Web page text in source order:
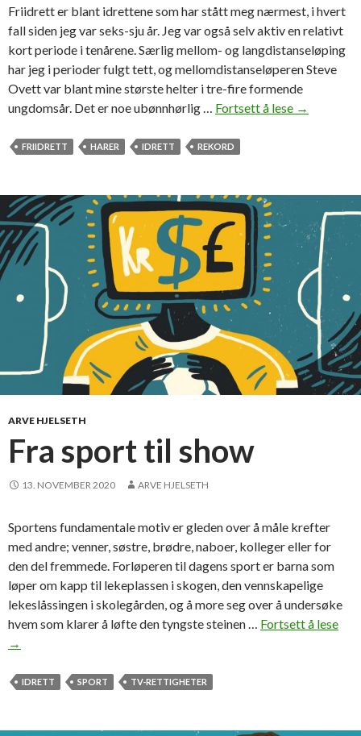
p
e
r
p
å
å
p
l
l
e
o
t
b
l
i
t
o
t
Friidrett er blant idrettene som har stått meg nærmest, i hvert
fall siden jeg var seks-sju år. Jeg var også selv aktiv en relativt
kort periode i tenårene. Særlig mellom- og langdistanseløping
har jeg i perioder fulgt tett, og mellomdistanseløperen Steve
Ovett var blant mine største helter i tre-fire formende
ungdomsår. Det er noe ubønnhørlig … Fortsett å lese J
å
r
e
k
r
d
e
n
→
FRIIDRETT HARER IDRETT REKORD
ARVE HJELSETH
Fra sport til show
13. NOVEMBER 2020 ARVE HJELSETH
Sportens fundamentale motiv er gleden over å måle krefter
med andre; venner, søstre, brødre, naboer, kolleger eller for
den del fremmede. Forløperen til dagens sport er barna som
løper om kapp til lekeplassen i skogen, den vennskapelige
lekeslåssingen i skolegården, og å more seg over å undersøke
hvem som klarer å løfte den tyngste steinen … Fortsett å lese
→
IDRETT SPORT TV-RETTIGHETER